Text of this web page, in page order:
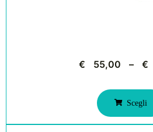
€ 55,00 – €
Scegli